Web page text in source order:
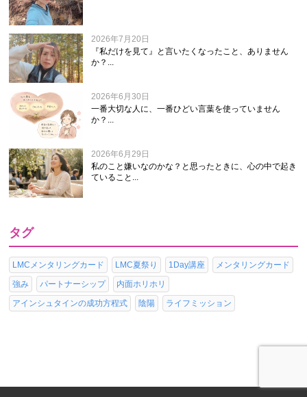
2026年7月20日
『私だけを見て』と言いたくなったこと、ありません
か？...
2026年6月30日
一番大切な人に、一番ひどい言葉を使っていません
か？...
2026年6月29日
私のこと嫌いなのかな？と思ったときに、心の中で起き
ていること...
タグ
LMCメンタリングカード LMC夏祭り 1Day講座
メンタリングカード
強み
パートナーシップ
内面ホリホリ
アインシュタインの成功方程式
陰陽 ライフミッション